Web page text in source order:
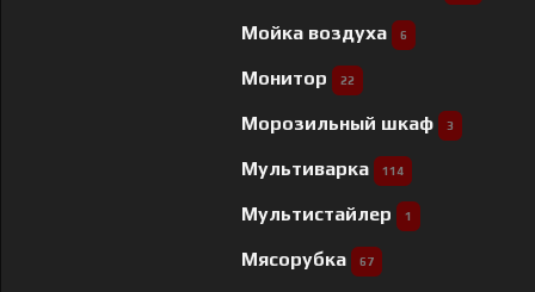
Мойка воздуха 6
Монитор 22
Морозильный шкаф 3
Мультиварка 114
Мультистайлер 1
Мясорубка 67